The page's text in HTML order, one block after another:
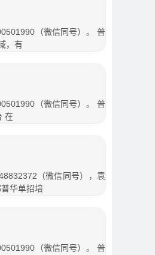
（微信同号）。 普
，有
（微信同号）。 普
在
（微信同号），袁
华单招培
（微信同号）。 普